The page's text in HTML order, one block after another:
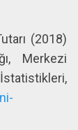
(2018)
Merkezi